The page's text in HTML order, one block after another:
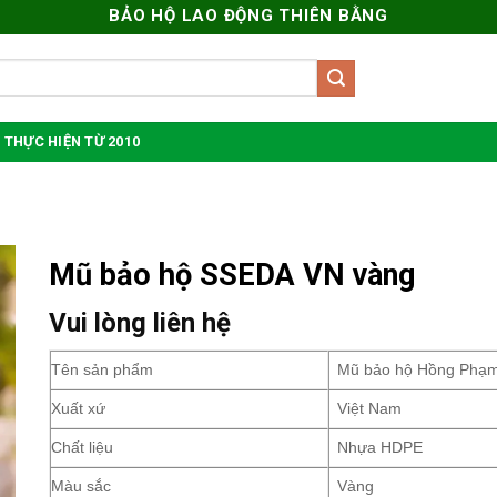
BẢO HỘ LAO ĐỘNG THIÊN BẰNG
THỰC HIỆN TỪ 2010
Mũ bảo hộ SSEDA VN vàng
Vui lòng liên hệ
Tên sản phẩm Mũ bảo hộ Hồng
Xuất xứ Việt Nam
Chất liệu Nhựa HDPE
Màu sắc Vàng